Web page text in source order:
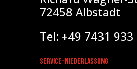
72458 Albstadt
Tel: +49 7431 933
Service-Niederlassung